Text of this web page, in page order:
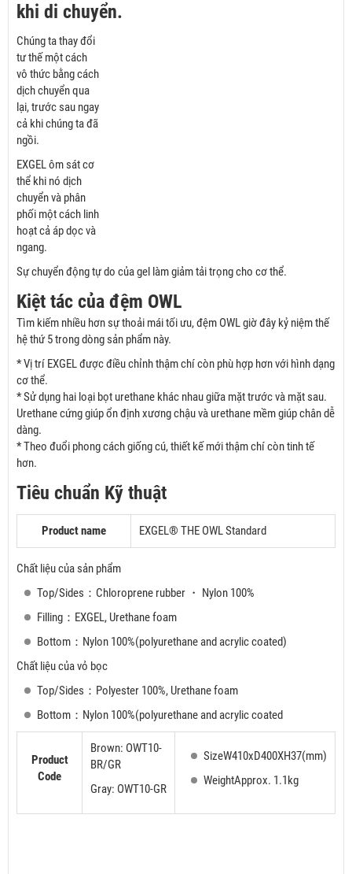
khi di chuyển.
Chúng ta thay đổi
tư thế một cách
vô thức bằng cách
dịch chuyển qua
lại, trước sau ngay
cả khi chúng ta đã
ngồi.
EXGEL ôm sát cơ
thể khi nó dịch
chuyển và phân
phối một cách linh
hoạt cả áp dọc và
ngang.
Sự chuyển động tự do của gel làm giảm tải trọng cho cơ thể.
Kiệt tác của đệm OWL
Tìm kiếm nhiều hơn sự thoải mái tối ưu, đệm OWL giờ đây kỷ niệm thế
hệ thứ 5 trong dòng sản phẩm này.
* Vị trí EXGEL được điều chỉnh thậm chí còn phù hợp hơn với hình dạng
cơ thể.
* Sử dụng hai loại bọt urethane khác nhau giữa mặt trước và mặt sau.
Urethane cứng giúp ổn định xương chậu và urethane mềm giúp chân dễ
dàng.
* Theo đuổi phong cách giống cú, thiết kế mới thậm chí còn tinh tế
hơn.
Tiêu chuẩn Kỹ thuật
Product name EXGEL® THE OWL Standard
Chất liệu của sản phẩm
Top/Sides：Chloroprene rubber ・ Nylon 100%
Filling：EXGEL, Urethane foam
Bottom：Nylon 100%(polyurethane and acrylic coated)
Chất liệu của vỏ bọc
Top/Sides：Polyester 100%, Urethane foam
Bottom：Nylon 100%(polyurethane and acrylic coated
Product
Code
Brown: OWT10-
BR/GR
Gray: OWT10-GR
SizeW410xD400XH37(mm)
WeightApprox. 1.1kg